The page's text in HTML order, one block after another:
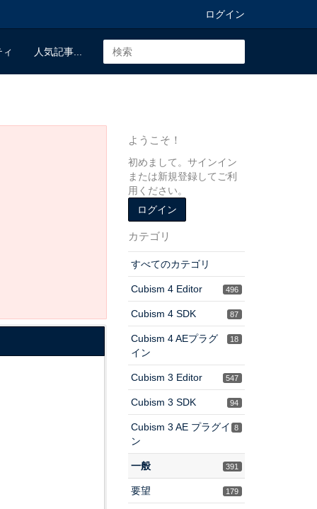
ログイン
人気記事...
ようこそ！
初めまして。サインイン
または新規登録してご利
用ください。
ログイン
カテゴリ
すべてのカテゴリ
496
Cubism 4 Editor
87
Cubism 4 SDK
18
Cubism 4 AEプラグ
イン
547
Cubism 3 Editor
94
Cubism 3 SDK
8
Cubism 3 AE プラグイ
ン
391
一般
179
要望